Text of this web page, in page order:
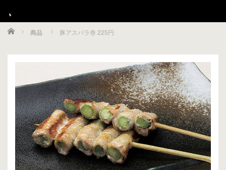
Home 商品 豚アスパラ巻 225円
グランドメニュー
ご宴会
店舗ご案内
採用情報